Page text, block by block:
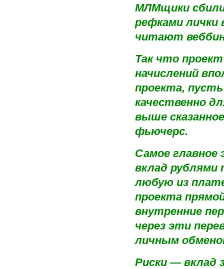
МЛМщики
рефками лички
читают
Так что проект
начислений
проекта,
качественно
выше
фьючерс.
Самое
вклад рублями
любую из
проекта
внутренние
через эти
личным
Риски — вклад